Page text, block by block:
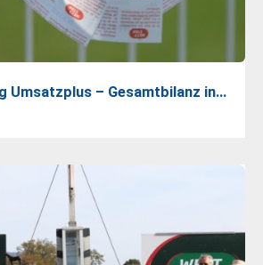
Umsatzplus – Gesamtbilanz in…